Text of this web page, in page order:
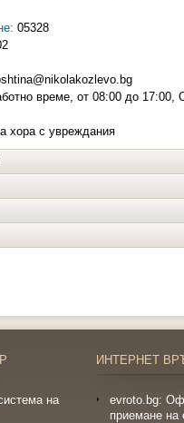
05328
време, от 08:00 до 17:00,
хора с увреждания
на
ИНТЕРНЕТ
evroto.bg:
приемане на